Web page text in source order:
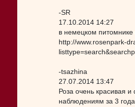
-SR
17.10.2014 14:27
в немецком питомнике
http://www.rosenpark-
-tsazhina
27.07.2014 13:47
Роза очень красивая
наблюдениям за 3